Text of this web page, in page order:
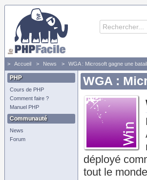
Accueil News WGA : Microsoft gagne une
PHP
Cours de PHP
Comment faire ?
Manuel PHP
Communauté
News
Forum
WGA :
déployé
tout le